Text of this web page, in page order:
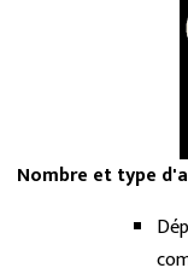
Nombre et type